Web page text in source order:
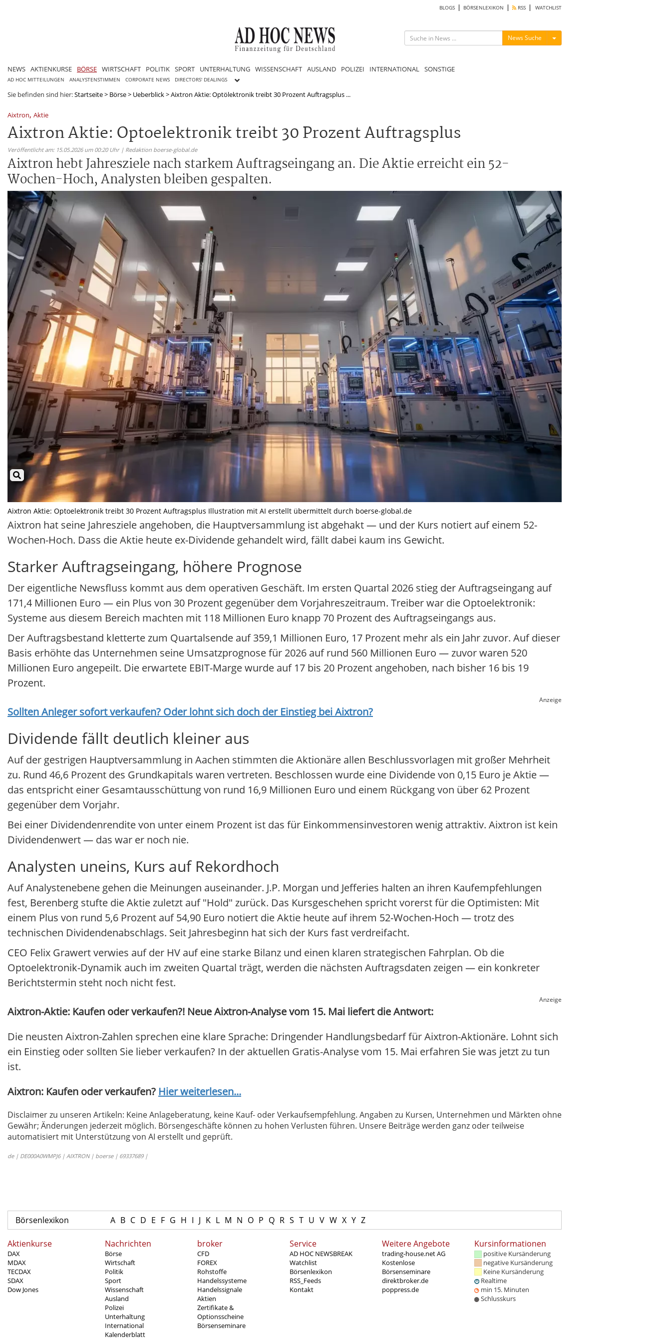
BLOGS BÖRSENLEXIKON RSS WATCHLIST
News Suche Menü ein-/ausblenden
NEWS AKTIENKURSE BÖRSE WIRTSCHAFT POLITIK SPORT UNTERHALTUNG WISSENSCHAFT AUSLAND POLIZEI INTERNATIONAL SONSTIGE
AD HOC MITTEILUNGEN ANALYSTENSTIMMEN CORPORATE NEWS DIRECTORS' DEALINGS
Sie befinden sind hier:Startseite> Börse> Ueberblick>Aixtron Aktie: Optölektronik treibt 30 Prozent Auftragsplus ...
Aixtron, Aktie
Aixtron Aktie: Optoelektronik treibt 30 Prozent Auftragsplus
Veröffentlicht am: 15.05.2026 um 00:20 Uhr | Redaktion boerse-global.de
Aixtron hebt Jahresziele nach starkem Auftragseingang an. Die Aktie erreicht ein 52-
Wochen-Hoch, Analysten bleiben gespalten.
Aixtron Aktie: Optoelektronik treibt 30 Prozent Auftragsplus Illustration mit AI erstellt übermittelt durch boerse-global.de
Aixtron hat seine Jahresziele angehoben, die Hauptversammlung ist abgehakt — und der Kurs notiert auf einem 52-
Wochen-Hoch. Dass die Aktie heute ex-Dividende gehandelt wird, fällt dabei kaum ins Gewicht.
Starker Auftragseingang, höhere Prognose
Der eigentliche Newsfluss kommt aus dem operativen Geschäft. Im ersten Quartal 2026 stieg der Auftragseingang auf
171,4 Millionen Euro — ein Plus von 30 Prozent gegenüber dem Vorjahreszeitraum. Treiber war die Optoelektronik:
Systeme aus diesem Bereich machten mit 118 Millionen Euro knapp 70 Prozent des Auftragseingangs aus.
Der Auftragsbestand kletterte zum Quartalsende auf 359,1 Millionen Euro, 17 Prozent mehr als ein Jahr zuvor. Auf dieser
Basis erhöhte das Unternehmen seine Umsatzprognose für 2026 auf rund 560 Millionen Euro — zuvor waren 520
Millionen Euro angepeilt. Die erwartete EBIT-Marge wurde auf 17 bis 20 Prozent angehoben, nach bisher 16 bis 19
Prozent.
Anzeige
Sollten Anleger sofort verkaufen? Oder lohnt sich doch der Einstieg beiAixtron?
Dividende fällt deutlich kleiner aus
Auf der gestrigen Hauptversammlung in Aachen stimmten die Aktionäre allen Beschlussvorlagen mit großer Mehrheit
zu. Rund 46,6 Prozent des Grundkapitals waren vertreten. Beschlossen wurde eine Dividende von 0,15 Euro je Aktie —
das entspricht einer Gesamtausschüttung von rund 16,9 Millionen Euro und einem Rückgang von über 62 Prozent
gegenüber dem Vorjahr.
Bei einer Dividendenrendite von unter einem Prozent ist das für Einkommensinvestoren wenig attraktiv. Aixtron ist kein
Dividendenwert — das war er noch nie.
Analysten uneins, Kurs auf Rekordhoch
Auf Analystenebene gehen die Meinungen auseinander. J.P. Morgan und Jefferies halten an ihren Kaufempfehlungen
fest, Berenberg stufte die Aktie zuletzt auf "Hold" zurück. Das Kursgeschehen spricht vorerst für die Optimisten: Mit
einem Plus von rund 5,6 Prozent auf 54,90 Euro notiert die Aktie heute auf ihrem 52-Wochen-Hoch — trotz des
technischen Dividendenabschlags. Seit Jahresbeginn hat sich der Kurs fast verdreifacht.
CEO Felix Grawert verwies auf der HV auf eine starke Bilanz und einen klaren strategischen Fahrplan. Ob die
Optoelektronik-Dynamik auch im zweiten Quartal trägt, werden die nächsten Auftragsdaten zeigen — ein konkreter
Berichtstermin steht noch nicht fest.
Anzeige
Aixtron-Aktie: Kaufen oder verkaufen?! Neue Aixtron-Analyse vom 15. Mai liefert die Antwort:
Die neusten Aixtron-Zahlen sprechen eine klare Sprache: Dringender Handlungsbedarf für Aixtron-Aktionäre. Lohnt sich
ein Einstieg oder sollten Sie lieber verkaufen? In der aktuellen Gratis-Analyse vom 15. Mai erfahren Sie was jetzt zu tun
ist.
Aixtron: Kaufen oder verkaufen? Hier weiterlesen...
Disclaimer zu unseren Artikeln: Keine Anlageberatung, keine Kauf- oder Verkaufsempfehlung. Angaben zu Kursen, Unternehmen und Märkten ohne
Gewähr; Änderungen jederzeit möglich. Börsengeschäfte können zu hohen Verlusten führen. Unsere Beiträge werden ganz oder teilweise
automatisiert mit Unterstützung von AI erstellt und geprüft.
de | DE000A0WMPJ6 | AIXTRON | boerse | 69337689 |
Börsenlexikon A B C D E F G H I J K L M N O P Q R S T U V W X Y Z
Aktienkurse
DAX
MDAX
TECDAX
SDAX
Dow Jones
Nachrichten
Börse
Wirtschaft
Politik
Sport
Wissenschaft
Ausland
Polizei
Unterhaltung
International
Kalenderblatt
broker
CFD
FOREX
Rohstoffe
Handelssysteme
Handelssignale
Aktien
Zertifikate &
Optionsscheine
Börsenseminare
Service
AD HOC NEWSBREAK
Watchlist
Börsenlexikon
RSS_Feeds
Kontakt
Weitere Angebote
trading-house.net AG
Kostenlose
Börsenseminare
direktbroker.de
poppress.de
Kursinformationen
positive Kursänderung
negative Kursänderung
Keine Kursänderung
Realtime
min 15. Minuten
Schlusskurs